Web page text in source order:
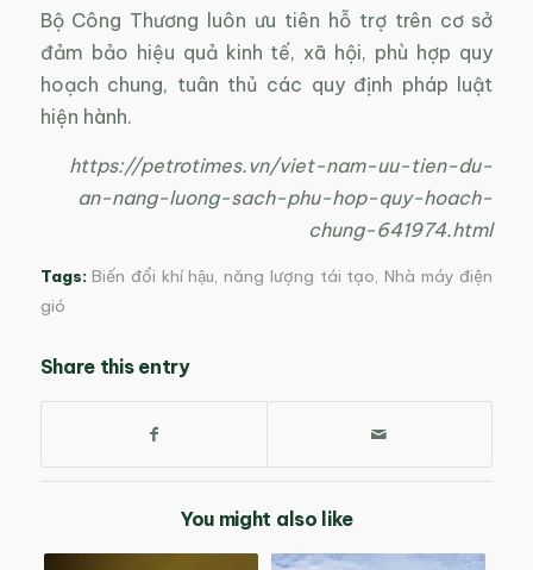
Bộ Công Thương luôn ưu tiên hỗ trợ trên cơ sở
đảm bảo hiệu quả kinh tế, xã hội, phù hợp quy
hoạch chung, tuân thủ các quy định pháp luật
hiện hành.
https://petrotimes.vn/viet-nam-uu-tien-du-
an-nang-luong-sach-phu-hop-quy-hoach-
chung-641974.html
Tags: Biến đổi khí hậu,năng lượng tái tạo,Nhà máy điện
gió
Share this entry
You might also like